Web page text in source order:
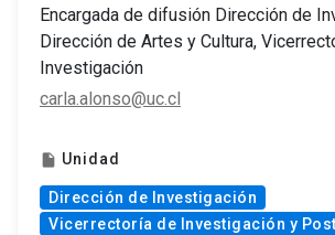
Encargada de difusión Dirección de
Dirección de Artes y Cultura,
Investigación
carla.alonso@uc.cl
insert_drive_file Unidad
Dirección de Investigación
Vicerrectoría de Investigación y